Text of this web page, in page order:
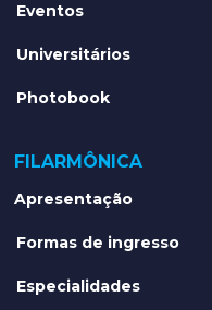
Eventos
Universitários
Photobook
FILARMÔNICA
Apresentação
Formas de ingresso
Especialidades